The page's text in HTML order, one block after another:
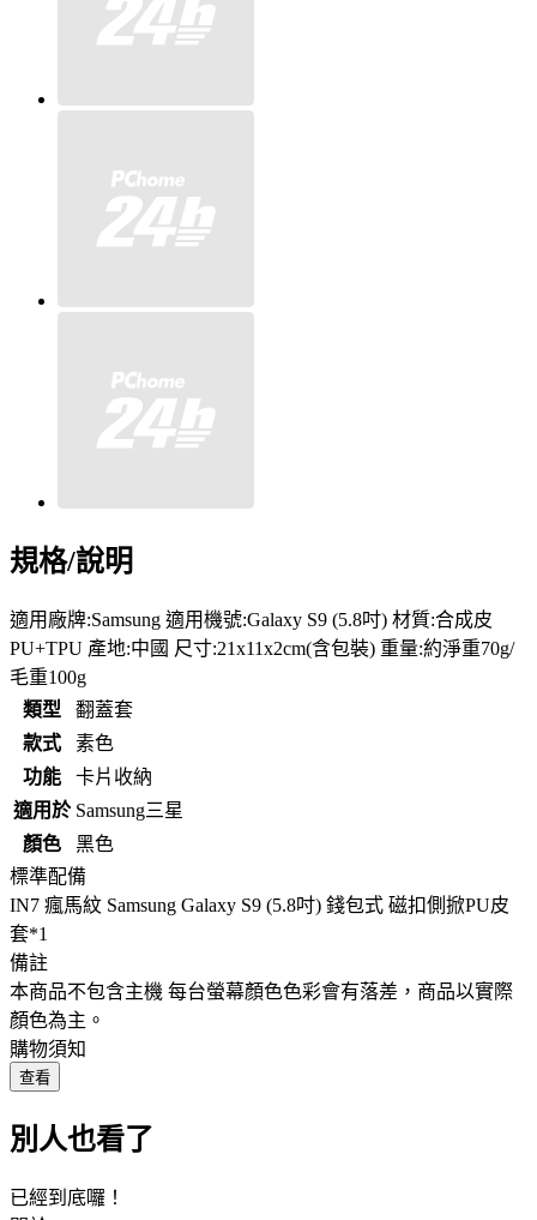
規格/說明
適用廠牌:Samsung 適用機號:Galaxy S9 (5.8吋) 材質:合成皮
PU+TPU 產地:中國 尺寸:21x11x2cm(含包裝) 重量:約淨重70g/
毛重100g
類型
翻蓋套
款式
素色
功能
卡片收納
適用於 Samsung三星
顏色
黑色
標準配備
IN7 瘋馬紋 Samsung Galaxy S9 (5.8吋) 錢包式 磁扣側掀PU皮
套*1
備註
本商品不包含主機 每台螢幕顏色色彩會有落差，商品以實際
顏色為主。
購物須知
查看
別人也看了
已經到底囉！